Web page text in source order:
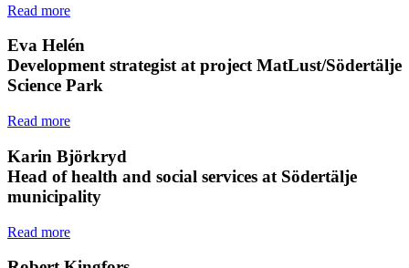
Read more
Eva Helén
Development strategist at project MatLust/Södertälje
Science Park
Read more
Karin Björkryd
Head of health and social services at Södertälje
municipality
Read more